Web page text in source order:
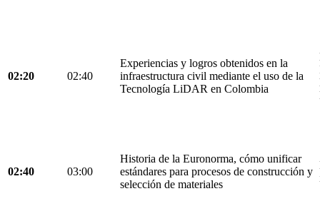
02:20 02:40
Experiencias y logros obtenidos en la
infraestructura civil mediante el uso de la
Tecnología LiDAR en Colombia
02:40 03:00
Historia de la Euronorma, cómo unificar
estándares para procesos de construcción y
selección de materiales